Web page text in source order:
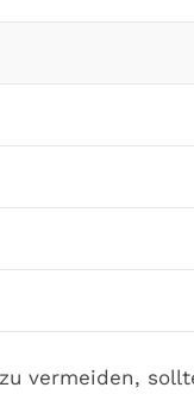
vermeiden,